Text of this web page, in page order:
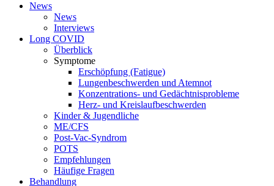
News
News
Interviews
Long COVID
Überblick
Symptome
Erschöpfung (Fatigue)
Lungenbeschwerden und Atemnot
Konzentrations- und Gedächtnisprobleme
Herz- und Kreislaufbeschwerden
Kinder & Jugendliche
ME/CFS
Post-Vac-Syndrom
POTS
Empfehlungen
Häufige Fragen
Behandlung